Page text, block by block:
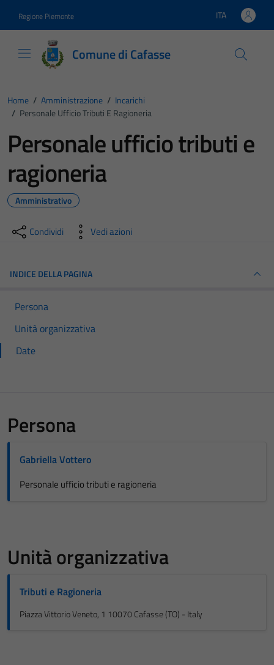
Regione Piemonte Lingua attiva:
ITA
Comune di Cafasse
Home / Amministrazione / Incarichi
/ Personale Ufficio Tributi E Ragioneria
Personale ufficio tributi e
ragioneria
Amministrativo
Condividi Vedi azioni
INDICE DELLA PAGINA
Persona
Unità organizzativa
Date
Persona
Gabriella Vottero
Personale ufficio tributi e ragioneria
Unità organizzativa
Tributi e Ragioneria
Piazza Vittorio Veneto, 1 10070 Cafasse (TO) - Italy